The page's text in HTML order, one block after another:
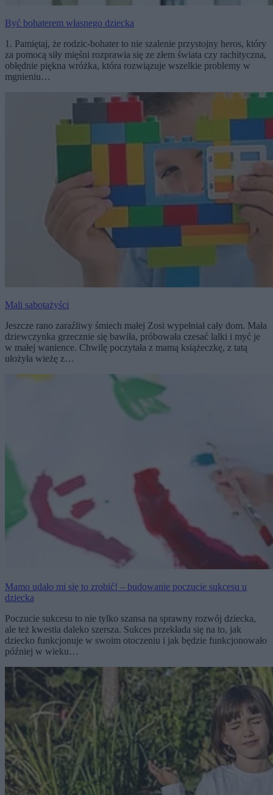
Być bohaterem własnego dziecka
1. Pamiętaj, że rodzic-bohater to nie szalenie przystojny heros, który
za pomocą siły mięśni rozprawia się ze złem świata czy rachityczna,
obłędnie piękna wróżka, która rozwiązuje wszelkie problemy w
mgnieniu…
Mali sabotażyści
Jeszcze rano zaraźliwy śmiech małej Zosi wypełniał cały dom. Mała
dziewczynka grzecznie się bawiła, próbowała czesać lalki i myć je
w małej wanience. Chwilę poczytała z mamą książeczkę, z tatą
ułożyła wieżę z…
Mamo udało mi się to zrobić! – budowanie poczucie sukcesu u
dziecka
Poczucie sukcesu to nie tylko szansa na sprawny rozwój dziecka,
ale też kwestia daleko szersza. Sukces przekłada się na to, jak
dziecko funkcjonuje w swoim otoczeniu i jak będzie funkcjonowało
później w wieku…